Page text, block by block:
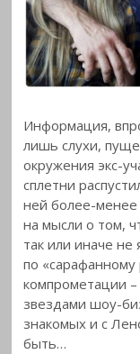
Информация,
лишь слухи,
окружения экс-
сплетни
ней более-менее
на мысли о том,
так или иначе
по «сарафанному
компрометации –
звездами шоу-
знакомых и с
быть…